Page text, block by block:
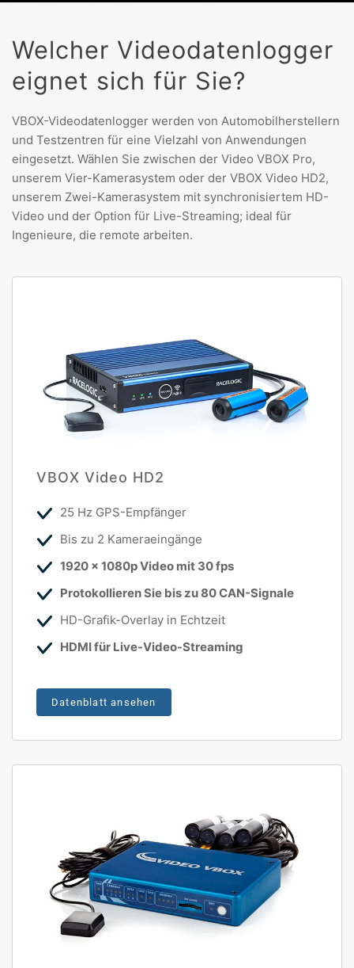
Welcher Videodatenlogger
eignet sich für Sie?
VBOX-Videodatenlogger werden von Automobilherstellern
und Testzentren für eine Vielzahl von Anwendungen
eingesetzt. Wählen Sie zwischen der Video VBOX Pro,
unserem Vier-Kamerasystem oder der VBOX Video HD2,
unserem Zwei-Kamerasystem mit synchronisiertem HD-
Video und der Option für Live-Streaming; ideal für
Ingenieure, die remote arbeiten.
VBOX Video HD2
25 Hz GPS-Empfänger
Bis zu 2 Kameraeingänge
1920 x 1080p Video mit 30 fps
Protokollieren Sie bis zu 80 CAN-Signale
HD-Grafik-Overlay in Echtzeit
HDMI für Live-Video-Streaming
Datenblatt ansehen